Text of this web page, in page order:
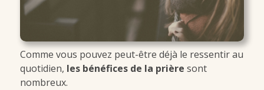
Comme vous pouvez peut-être déjà le ressentir au
quotidien, les bénéfices de la prière sont
nombreux.